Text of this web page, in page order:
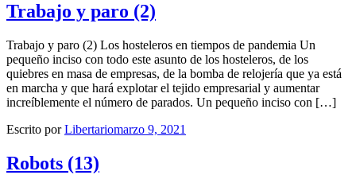
Trabajo y paro (2)
Trabajo y paro (2) Los hosteleros en tiempos de pandemia Un
pequeño inciso con todo este asunto de los hosteleros, de los
quiebres en masa de empresas, de la bomba de relojería que ya está
en marcha y que hará explotar el tejido empresarial y aumentar
increíblemente el número de parados. Un pequeño inciso con […]
Escrito porLibertariomarzo 9, 2021
Robots (13)